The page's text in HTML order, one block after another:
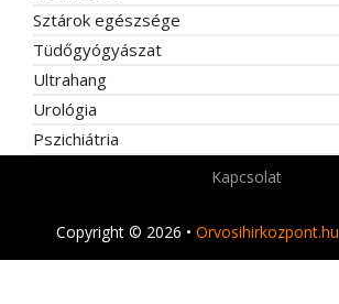
Sztárok egészsége
Tüdőgyógyászat
Ultrahang
Urológia
Pszichiátria
Kapcsolat
Copyright © 2026 • Orvosihirkozpont.hu